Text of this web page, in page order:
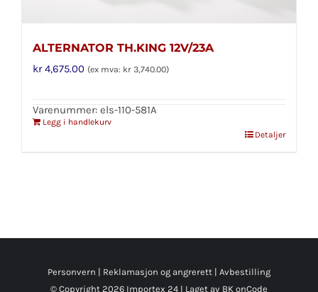
ALTERNATOR TH.KING 12V/23A
kr4,675.00 (ex mva: kr 3,740.00)
Varenummer: els-110-581A
Legg i handlekurv
Detaljer
Personvern | Reklamasjon og angrerett | Avbestilling
© Copyright 2026 Importex 24 l Laget av BK onCode